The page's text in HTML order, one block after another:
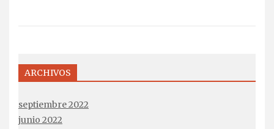
ARCHIVOS
septiembre 2022
junio 2022